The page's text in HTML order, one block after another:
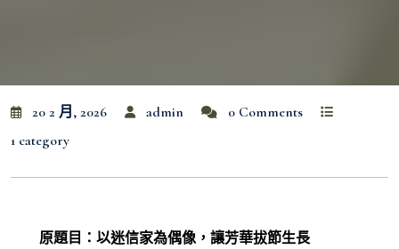
20 2 月, 2026 admin
0 Comments
1 category
原題目：以迷信家為偶像，讓芳華拔節生長